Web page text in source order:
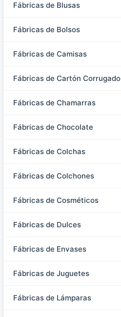
Fábricas de Blusas
Fábricas de Bolsos
Fábricas de Camisas
Fábricas de Cartón Corrugado
Fábricas de Chamarras
Fábricas de Chocolate
Fábricas de Colchas
Fábricas de Colchones
Fábricas de Cosméticos
Fábricas de Dulces
Fábricas de Envases
Fábricas de Juguetes
Fábricas de Lámparas